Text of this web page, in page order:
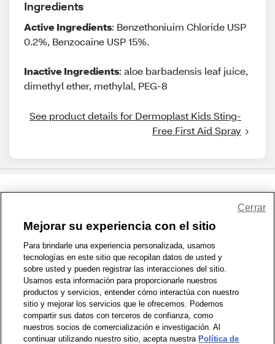
Ingredients
Active Ingredients: Benzethoniuim Chloride USP
0.2%, Benzocaine USP 15%.
Inactive Ingredients: aloe barbadensis leaf juice,
dimethyl ether, methylal, PEG-8
See product details for Dermoplast Kids Sting-
Free First Aid Spray
1-800-679-9691 | Contáctenos | Términos de Uso | Accesibilidad
Política de Privacidad | WA Privacy Policy | Mapa del sitio
Zona de Bienestar | © 1999 - 2026 CVS.com
Mejorar su experiencia con el sitio
Para brindarle una experiencia personalizada, usamos
tecnologías en este sitio que recopilan datos de usted y
sobre usted y pueden registrar las interacciones del sitio.
Usamos esta información para proporcionarle nuestros
productos y servicios, entender cómo interactúa con nuestro
sitio y mejorar los servicios que le ofrecemos. Podemos
compartir sus datos con terceros de confianza, como
nuestros socios de comercialización e investigación. Al
continuar utilizando nuestro sitio, acepta nuestra Política de
Cerrar